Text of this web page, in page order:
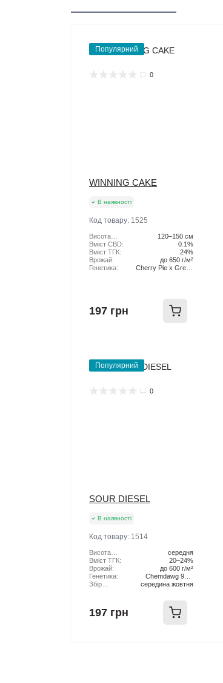
Популярний
0
WINNING CAKE
В наявності
Код товару: 1525
Висота
рослини:
120–150 см
Вміст CBD:
0.1%
Вміст ТГК:
24%
Врожай:
до 650 г/м²
Генетика:
Cherry Pie x Green
197 грн
Популярний
0
SOUR DIESEL
В наявності
Код товару: 1514
Висота
рослини:
середня
Вміст ТГК:
20–24%
Врожай:
до 600 г/м²
Генетика:
Chemdawg 91 x
Super Skunk
Збір
середина жовтня
197 грн